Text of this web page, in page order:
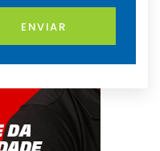
ENVIAR